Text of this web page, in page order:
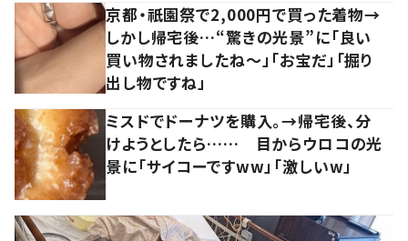
京都・祇園祭で2,000円で買った着物→
しかし帰宅後…“驚きの光景”に「良い
買い物されましたね～」「お宝だ」「掘り
出し物ですね」
ミスドでドーナツを購入。→帰宅後、分
けようとしたら…… 目からウロコの光
景に「サイコーですww」「激しいw」